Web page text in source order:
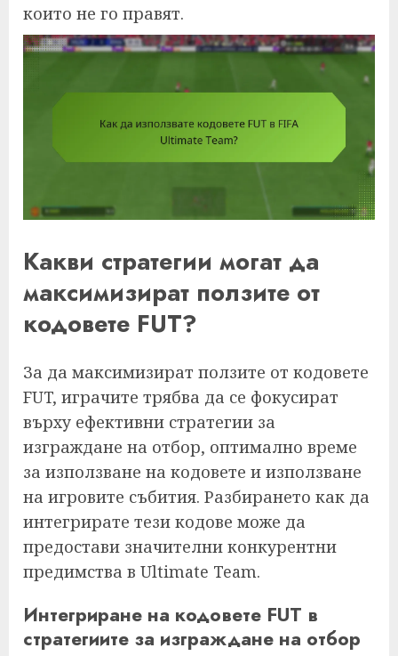
които не го правят.
Какви стратегии могат да
максимизират ползите от
кодовете FUT?
За да максимизират ползите от кодовете
FUT, играчите трябва да се фокусират
върху ефективни стратегии за
изграждане на отбор, оптимално време
за използване на кодовете и използване
на игровите събития. Разбирането как да
интегрирате тези кодове може да
предостави значителни конкурентни
предимства в Ultimate Team.
Интегриране на кодовете FUT в
стратегиите за изграждане на отбор